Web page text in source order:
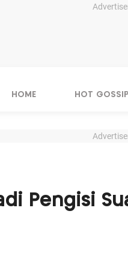
HOME HOT GOSSIP
Pengisi